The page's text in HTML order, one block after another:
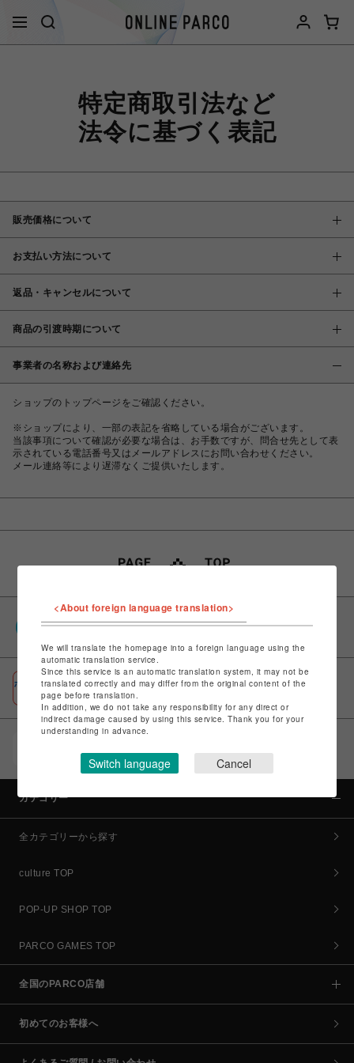
特定商取引法など
法令に基づく表記
販売価格について
お支払い方法について
返品・キャンセルについて
商品の引渡時期について
事業者の名称および連絡先
ショップのトップページをご確認ください。
※ショップにより、一部の表記を省略している場合がございます。
当該事項について確認が必要な場合は、お手数ですが、問合せ先として表
示されている電話番号又はメールアドレスにお問い合わせください。
メール連絡等により遅滞なくご提供いたします。
PARCOポイント
ポケパル払い
初回登録＆お買物で最大1,500円分のPARCOポイント進呈
コイン＆クーポンでPARCOでのお買い物がオトクに
カテゴリー
全カテゴリーから探す
culture TOP
POP-UP SHOP TOP
PARCO GAMES TOP
全国のPARCO店舗
初めてのお客様へ
<About foreign language translation>
We will translate the homepage into a foreign language using the
automatic translation service.
Since this service is an automatic translation system, it may not be
translated correctly and may differ from the original content of the
page before translation.
In addition, we do not take any responsibility for any direct or
indirect damage caused by using this service. Thank you for your
understanding in advance.
Switch language Cancel